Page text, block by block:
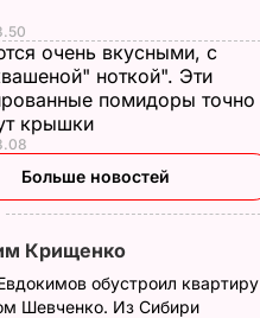
очень вкусными, с
ноткой". Эти
помидоры точно
крышки
Больше новостей
Крищенко
обустроил квартиру
Шевченко. Из Сибири